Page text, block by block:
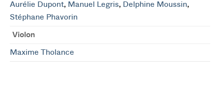
Aurélie Dupont, Manuel Legris, Delphine Moussin,
Stéphane Phavorin
Violon
Maxime Tholance